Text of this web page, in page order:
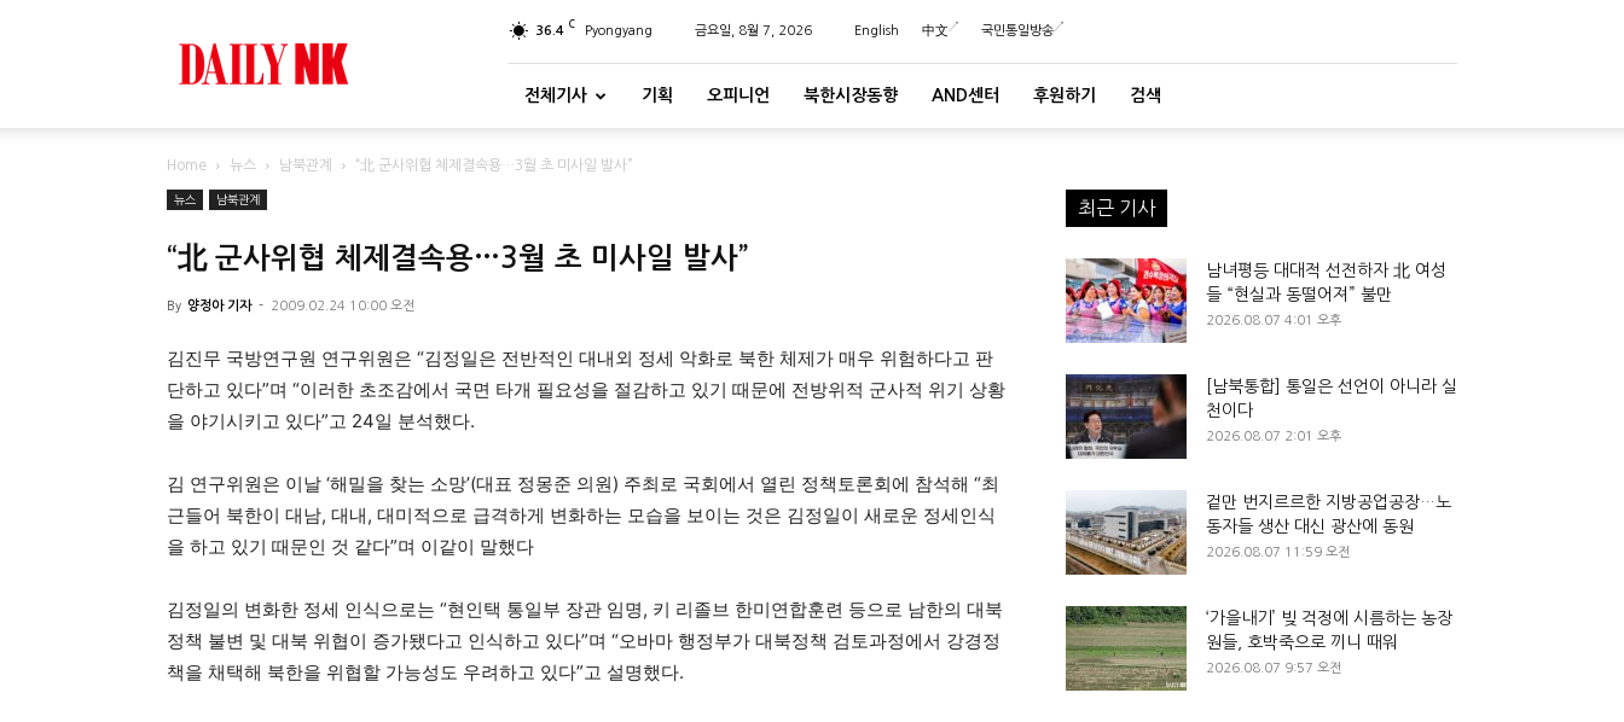
36.4 C Pyongyang 금요일, 8월 7, 2026 English 中文 국민통일방송
전체기사 기획 오피니언 북한시장동향 AND센터 후원하기 검색
Home 뉴스 남북관계 “北 군사위협 체제결속용…3월 초 미사일 발사”
뉴스 남북관계
“北 군사위협 체제결속용…3월 초 미사일 발사”
By 양정아 기자 - 2009.02.24 10:00 오전
김진무 국방연구원 연구위원은 “김정일은 전반적인 대내외 정세 악화로 북한 체제가 매우 위험하다고 판
단하고 있다”며 “이러한 초조감에서 국면 타개 필요성을 절감하고 있기 때문에 전방위적 군사적 위기 상황
을 야기시키고 있다”고 24일 분석했다.
김 연구위원은 이날 ‘해밀을 찾는 소망’(대표 정몽준 의원) 주최로 국회에서 열린 정책토론회에 참석해 “최
근들어 북한이 대남, 대내, 대미적으로 급격하게 변화하는 모습을 보이는 것은 김정일이 새로운 정세인식
을 하고 있기 때문인 것 같다”며 이같이 말했다
김정일의 변화한 정세 인식으로는 “현인택 통일부 장관 임명, 키 리졸브 한미연합훈련 등으로 남한의 대북
정책 불변 및 대북 위협이 증가됐다고 인식하고 있다”며 “오바마 행정부가 대북정책 검토과정에서 강경정
책을 채택해 북한을 위협할 가능성도 우려하고 있다”고 설명했다.
최근 기사
남녀평등 대대적 선전하자 北 여성
들 “현실과 동떨어져” 불만
2026.08.07 4:01 오후
[남북통합] 통일은 선언이 아니라 실
천이다
2026.08.07 2:01 오후
겉만 번지르르한 지방공업공장…노
동자들 생산 대신 광산에 동원
2026.08.07 11:59 오전
‘가을내기’ 빚 걱정에 시름하는 농장
원들, 호박죽으로 끼니 때워
2026.08.07 9:57 오전